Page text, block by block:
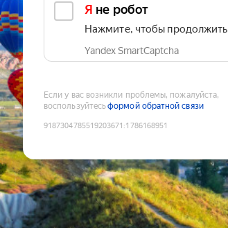
Я не робот
Нажмите, чтобы продолжить
Yandex SmartCaptcha
Если у вас возникли проблемы, пожалуйста,
воспользуйтесьформой обратной связи
9187304785519203671 :1786168951